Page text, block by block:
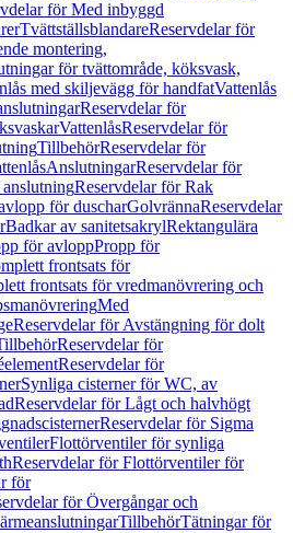
för Med inbyggd
TvättställsblandareReservdelar för
montering,
för tvättområde, köksvask,
med skiljevägg för handfatVattenlås
Reservdelar för
VattenlåsReservdelar för
TillbehörReservdelar för
AnslutningarReservdelar för
Reservdelar för Rak
för duscharGolvrännaReservdelar
Badkar av sanitetsakrylRektangulära
för avloppPropp för
frontsats för
frontsats för vredmanövrering och
Med
Reservdelar för Avstängning för dolt
Reservdelar för
Reservdelar för
Synliga cisterner för WC, av
Reservdelar för Lågt och halvhögt
Reservdelar för Sigma
Flottörventiler för synliga
Reservdelar för Flottörventiler för
för
för Övergångar och
TillbehörTätningar för